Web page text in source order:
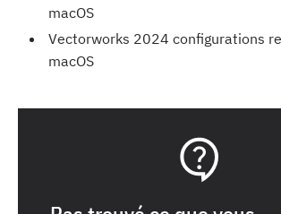
macOS
Vectorworks 2024 configurations
macOS